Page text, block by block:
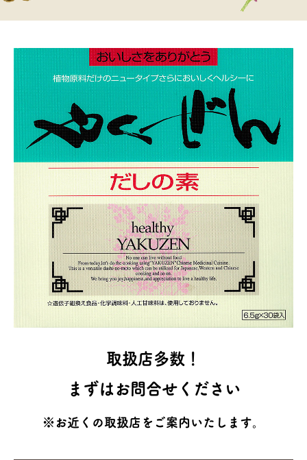
取扱店多数！
まずはお問合せください
※お近くの取扱店をご案内いたします。